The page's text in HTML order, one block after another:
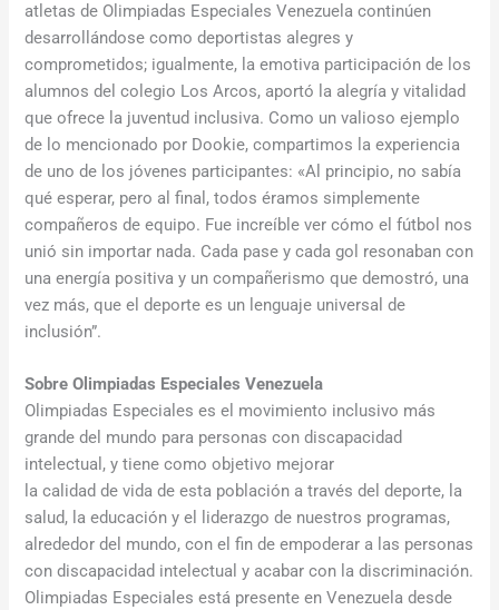
atletas de Olimpiadas Especiales Venezuela continúen
desarrollándose como deportistas alegres y
comprometidos; igualmente, la emotiva participación de los
alumnos del colegio Los Arcos, aportó la alegría y vitalidad
que ofrece la juventud inclusiva. Como un valioso ejemplo
de lo mencionado por Dookie, compartimos la experiencia
de uno de los jóvenes participantes: «Al principio, no sabía
qué esperar, pero al final, todos éramos simplemente
compañeros de equipo. Fue increíble ver cómo el fútbol nos
unió sin importar nada. Cada pase y cada gol resonaban con
una energía positiva y un compañerismo que demostró, una
vez más, que el deporte es un lenguaje universal de
inclusión”.
Sobre Olimpiadas Especiales Venezuela
Olimpiadas Especiales es el movimiento inclusivo más
grande del mundo para personas con discapacidad
intelectual, y tiene como objetivo mejorar
la calidad de vida de esta población a través del deporte, la
salud, la educación y el liderazgo de nuestros programas,
alrededor del mundo, con el fin de empoderar a las personas
con discapacidad intelectual y acabar con la discriminación.
Olimpiadas Especiales está presente en Venezuela desde